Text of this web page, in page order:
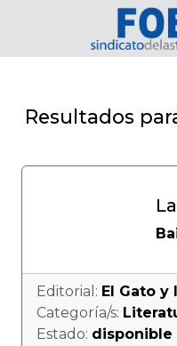
Resultados
Editorial: El Gato y
Categoría/s:
Estado: disponible